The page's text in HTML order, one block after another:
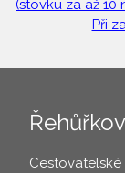
(stovku za až 10
Při